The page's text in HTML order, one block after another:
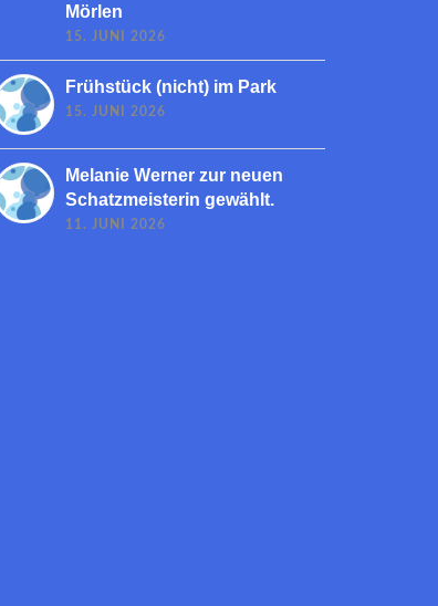
Mörlen
15. JUNI 2026
Frühstück (nicht) im Park
15. JUNI 2026
Melanie Werner zur neuen
Schatzmeisterin gewählt.
11. JUNI 2026